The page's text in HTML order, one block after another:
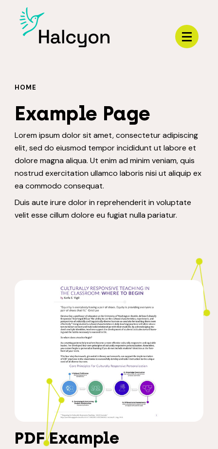
Menu
HOME
Example Page
Lorem ipsum dolor sit amet, consectetur adipiscing
elit, sed do eiusmod tempor incididunt ut labore et
dolore magna aliqua. Ut enim ad minim veniam, quis
nostrud exercitation ullamco laboris nisi ut aliquip ex
ea commodo consequat.
Duis aute irure dolor in reprehenderit in voluptate
velit esse cillum dolore eu fugiat nulla pariatur.
PDF Example